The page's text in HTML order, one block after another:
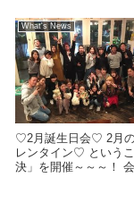
What's News
♡2月誕生日会♡ 2月
レンタイン♡ という
決」を開催～～～！